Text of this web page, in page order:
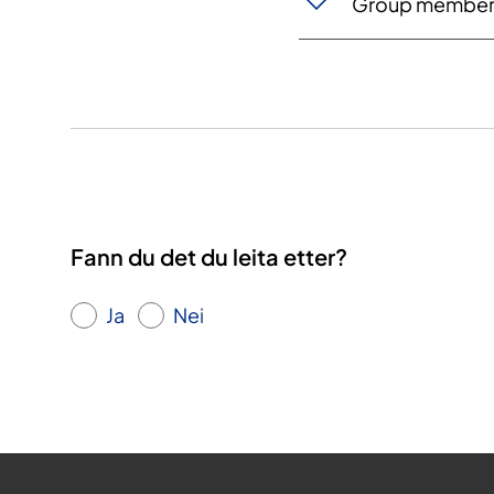
Fann du det du leita etter?
Ja Nei